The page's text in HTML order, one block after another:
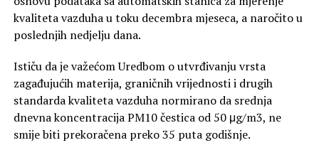
kvaliteta vazduha u toku decembra mjeseca, a naročito u
poslednjih nedjelju dana.
Ističu da je važećom Uredbom o utvrđivanju vrsta
zagađujućih materija, graničnih vrijednosti i drugih
standarda kvaliteta vazduha normirano da srednja
dnevna koncentracija PM10 čestica od 50 μg/m3, ne
smije biti prekoračena preko 35 puta godišnje.